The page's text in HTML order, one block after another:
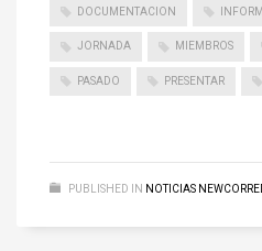
DOCUMENTACION
JORNADA MIEMBROS
PASADO PRESENTAR
PUBLISHED IN NOTICIAS